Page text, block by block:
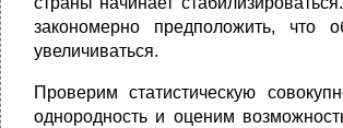
закономерно предположить,
увеличиваться.
Проверим статистическую
однородность и оценим